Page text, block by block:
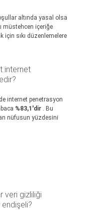
altında yasal olsa
müstehcen içeriğe
sıkı düzenlemelere
internet
internet penetrasyon
%83,1'dir . Bu
nüfusun yüzdesini
veri gizliliği